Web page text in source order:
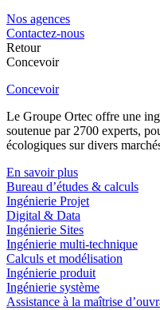
Nos agences
Contactez-nous
Retour
Concevoir
Concevoir
Le Groupe Ortec offre une
soutenue par 2700 experts,
écologiques sur divers
En savoir plus
Bureau d’études & calculs
Ingénierie Projet
Digital & Data
Ingénierie Sites
Ingénierie multi-technique
Calculs et modélisation
Ingénierie produit
Ingénierie système
Assistance à la maîtrise